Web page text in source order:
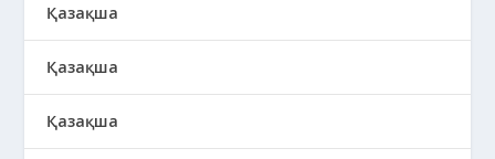
Қазақша
Қазақша
Қазақша